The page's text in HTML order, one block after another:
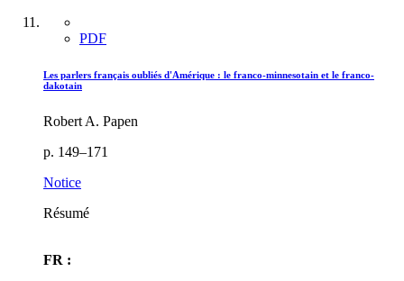
PDF
Les parlers français oubliés d'Amérique : le franco-minnesotain et le franco-
dakotain
Robert A. Papen
p. 149–171
Notice
Résumé
FR :